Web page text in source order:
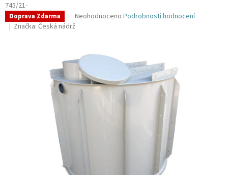
745/21-
Doprava Zdarma
Průměrné
hodnocení
0,0
z
hvězdiček.
Neohodnoceno Podrobnosti hodnocení
Značka: Česká nádrž